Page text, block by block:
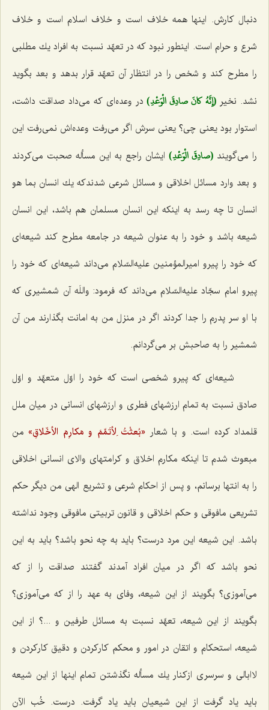
دنبال كارش. اینها همه خلاف است و خلاف اسلام است و خلاف
شرع و حرام است. اینطور نبود كه در تعهّد نسبت به افراد یك مطلبی
را مطرح كند و شخص را در انتظار آن تعهّد قرار بدهد و بعد بگوید
نشد. نخیر (إِنَّهُ كانَ صادِقَ الْوَعْدِ)در وعده‌ای كه می‌داد صداقت داشت،
استوار بود یعنی چی؟ یعنی سرش اگر می‌رفت وعده‌اش نمی‌رفت این
را می‌گویند (صادِقَ الْوَعْدِ) ایشان راجع به این مسأله صحبت می‌كردند
و بعد وارد مسائل اخلاقی و مسائل شرعی شدندكه یك انسان بما هو
انسان تا چه رسد به اینكه این انسان مسلمان هم باشد، این انسان
شیعه باشد و خود را به عنوان شیعه در جامعه مطرح كند شیعه‌ای
كه خود را پیرو امیرالمؤمنین علیه‌السّلام می‌داند شیعه‌ای كه خود را
پیرو امام سجّاد علیه‌السّلام می‌داند كه فرمود: واللَه آن شمشیری كه
با او سر پدرم را جدا كردند اگر در منزل من به امانت بگذارند من آن
شمشیر را به صاحبش بر می‌گردانم.
شیعه‌ای كه پیرو شخصی است كه خود را اوّل متعهّد و اوّل
صادق نسبت به تمام ارزشهای فطری و ارزشهای انسانی در میان ملل
قلمداد كرده است. و با شعار «بُعثْتُ لِأتَمِّمَ و مَكارِمَ الأخّلاقِ»من
مبعوث شدم تا اینكه مكارم اخلاق و كرامتهای والای انسانی اخلاقی
را به انتها برسانم، و پس از احكام شرعی و تشریع الهی من دیگر حكم
تشریعی مافوقی و حكم اخلاقی و قانون تربیتی مافوقی وجود نداشته
باشد. این شیعه این مرد درست؟ باید به چه نحو باشد؟ باید به این
نحو باشد كه اگر در میان افراد آمدند گفتند صداقت را از كه
می‌آموزی؟ بگویند از این شیعه، وفای به عهد را از كه می‌آموزی؟
بگویند از این شیعه، تعهّد نسبت به مسائل طرفین و ...؟ از این
شیعه، استحكام و اتقان در امور و محكم كاركردن و دقیق كاركردن و
لاابالی و سرسری ازكنار یك مسأله نگذشتن تمام اینها از این شیعه
باید یاد گرفت از این شیعیان باید یاد گرفت. درست. خُب الآن